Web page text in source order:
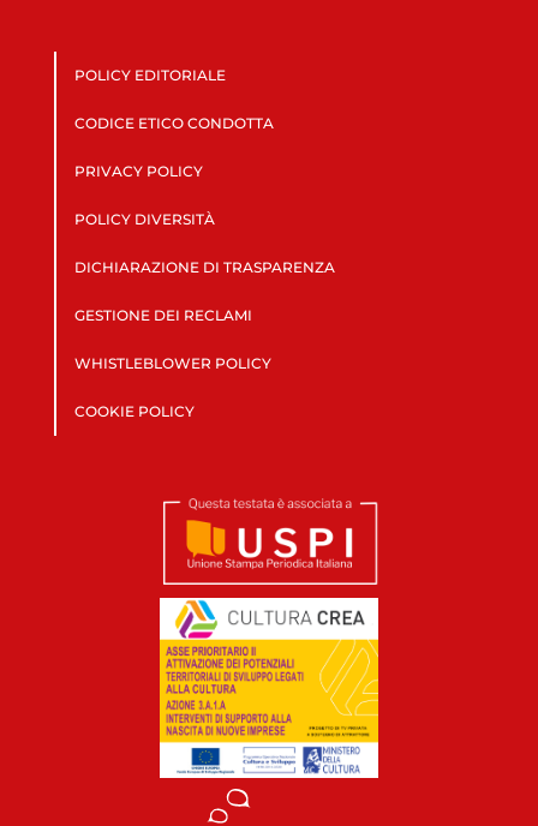
POLICY EDITORIALE
CODICE ETICO CONDOTTA
PRIVACY POLICY
POLICY DIVERSITÀ
DICHIARAZIONE DI TRASPARENZA
GESTIONE DEI RECLAMI
WHISTLEBLOWER POLICY
COOKIE POLICY